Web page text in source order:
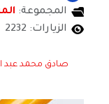
المجموعة:
الزيارات: 2232
صادق محمد عبد